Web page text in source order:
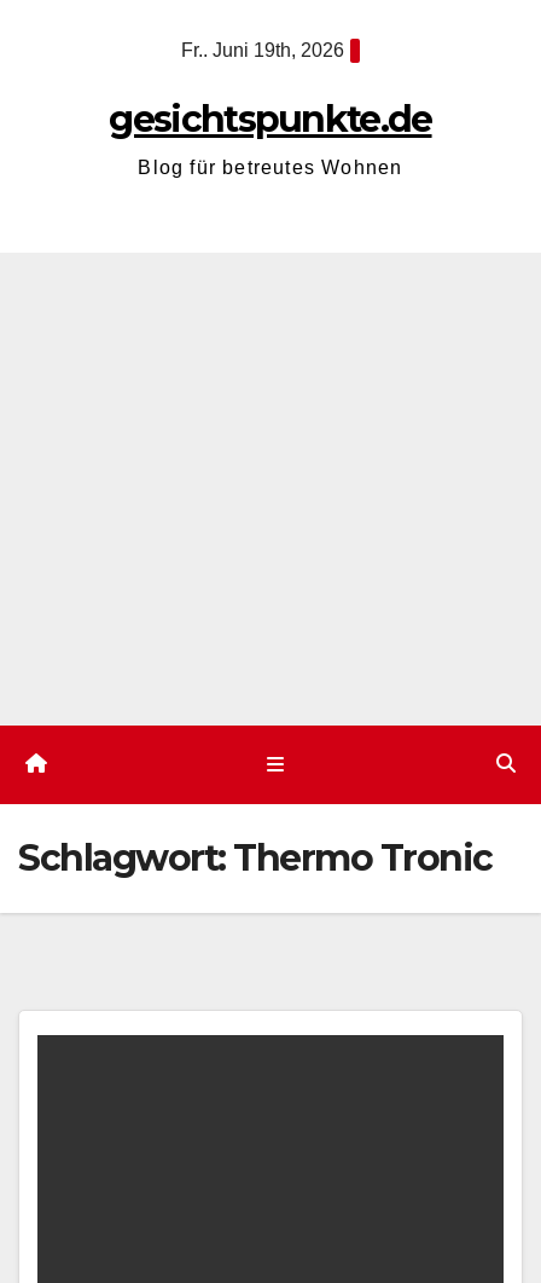
Fr.. Juni 19th, 2026
gesichtspunkte.de
Blog für betreutes Wohnen
Schlagwort:Thermo Tronic